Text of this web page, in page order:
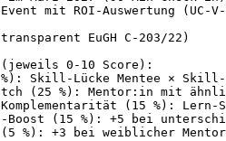
mit ROI-Auswertung (UC-V-
EuGH C-203/22)
0-10 Score):
Skill-Lücke Mentee × Skill-
(25 %): Mentor:in mit
(15 %): Lern-
Boost (15 %): +5 bei
%): +3 bei weiblicher